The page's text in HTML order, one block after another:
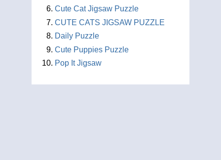
Cute Cat Jigsaw Puzzle
CUTE CATS JIGSAW PUZZLE
Daily Puzzle
Cute Puppies Puzzle
Pop It Jigsaw